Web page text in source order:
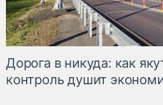
Дорога в никуда: как
контроль душит